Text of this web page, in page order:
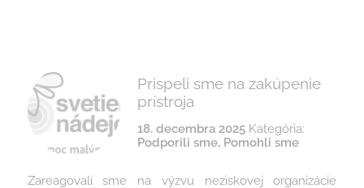
Prispeli sme na zakúpenie
prístroja
18. decembra 2025Kategória:
Podporili sme, Pomohli sme
Zareagovali sme na výzvu neziskovej organizácie